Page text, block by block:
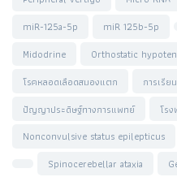
miR-125a-5p
miR 125b-5p
Midodrine
Orthostatic
โรคหลอดเลือดสมองแตก
การเรีย
ปัญญาประดิษฐ์ทางการแพทย์
โร
Nonconvulsive status epilepticus
Spinocerebellar ataxia